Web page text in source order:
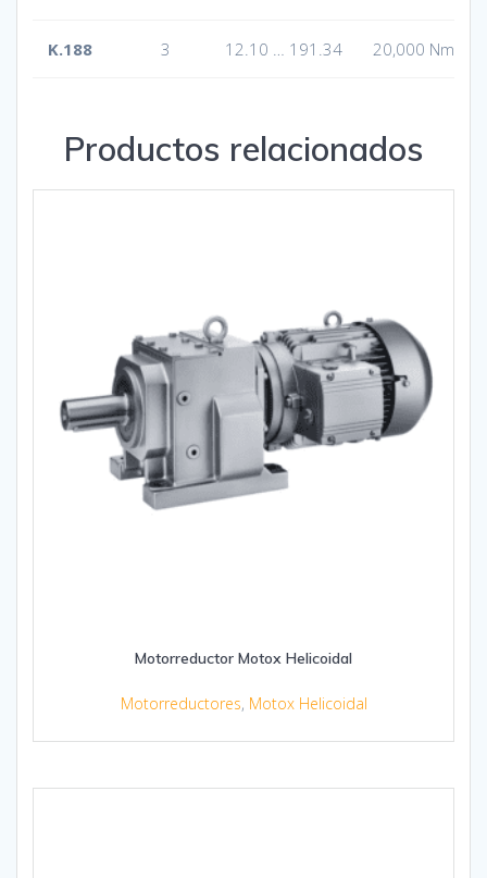
K.188 3 12.10 … 191.34 20,000 Nm
Productos relacionados
Motorreductor Motox Helicoidal
Motorreductores, Motox Helicoidal